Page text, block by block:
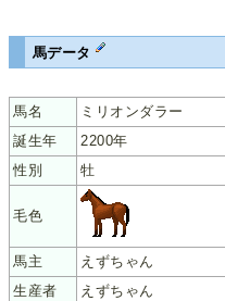
馬データ
馬名
ミリオンダラー
誕生年
2200年
性別
牡
毛色
馬主
えずちゃん
生産者
えずちゃん